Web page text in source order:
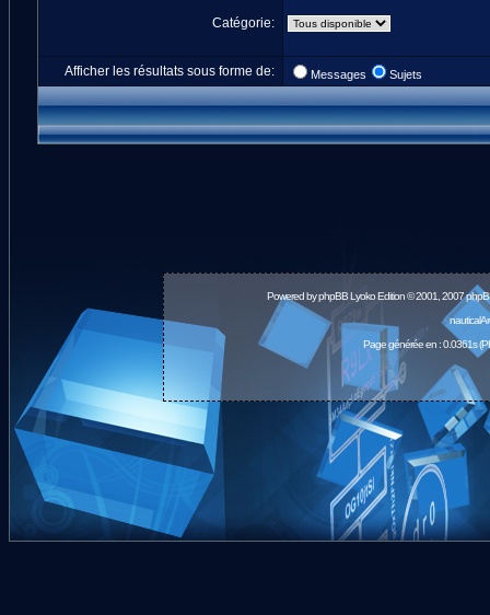
Catégorie:
Afficher les résultats sous forme de: Messages Sujets
Powered byphpBBLyoko Edition © 2001, 2007
Page générée en : 0.0361s